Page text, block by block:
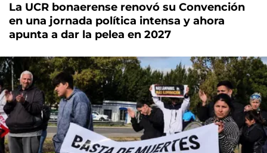
La UCR bonaerense renovó su Convención
en una jornada política intensa y ahora
apunta a dar la pelea en 2027